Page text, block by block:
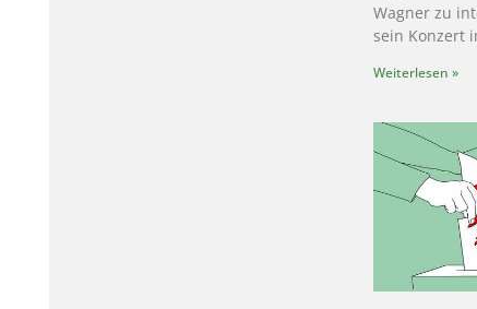
Wagner zu
sein Konzert
Weiterlesen »